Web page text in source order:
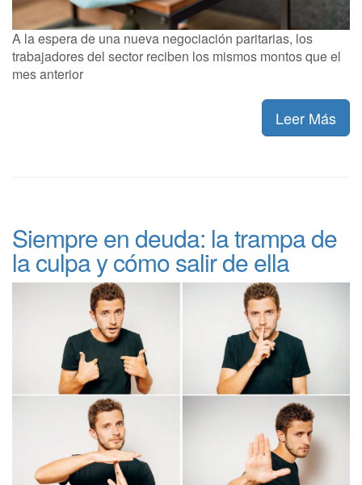
A la espera de una nueva negociación paritarias, los
trabajadores del sector reciben los mismos montos que el
mes anterior
Leer Más
Siempre en deuda: la trampa de
la culpa y cómo salir de ella